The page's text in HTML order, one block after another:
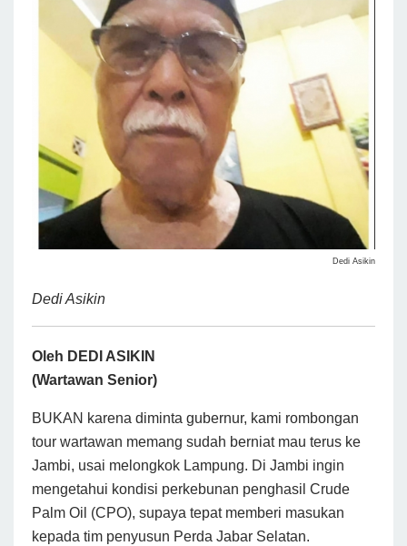
Dedi Asikin
Dedi Asikin
Oleh DEDI ASIKIN
(Wartawan Senior)
BUKAN karena diminta gubernur, kami rombongan
tour wartawan memang sudah berniat mau terus ke
Jambi, usai melongkok Lampung. Di Jambi ingin
mengetahui kondisi perkebunan penghasil Crude
Palm Oil (CPO), supaya tepat memberi masukan
kepada tim penyusun Perda Jabar Selatan.